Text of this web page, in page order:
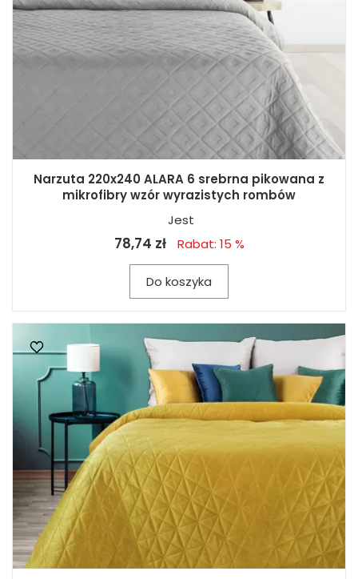
Narzuta 220x240 ALARA 6 srebrna pikowana z
mikrofibry wzór wyrazistych rombów
Jest
78,74 zł Rabat: 15 %
Do koszyka